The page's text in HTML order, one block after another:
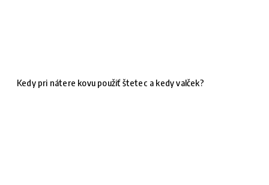
Kedy pri nátere kovu použiť štetec a kedy valček?